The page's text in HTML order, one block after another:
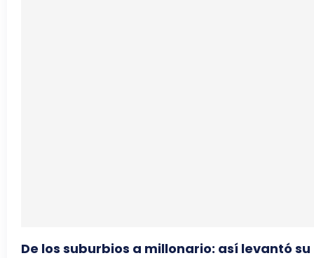
De los suburbios a millonario: así levantó